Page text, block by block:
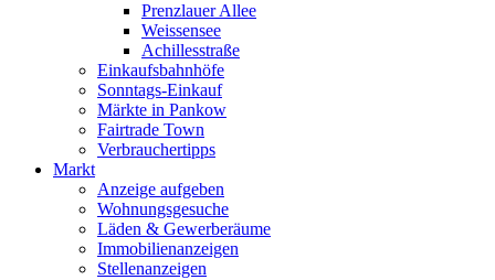
Prenzlauer Allee
Weissensee
Achillesstraße
Einkaufsbahnhöfe
Sonntags-Einkauf
Märkte in Pankow
Fairtrade Town
Verbrauchertipps
Markt
Anzeige aufgeben
Wohnungsgesuche
Läden & Gewerberäume
Immobilienanzeigen
Stellenanzeigen